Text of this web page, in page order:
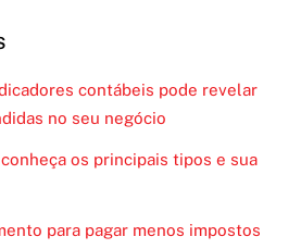
contábeis pode revelar
no seu negócio
os principais tipos e sua
para pagar menos impostos